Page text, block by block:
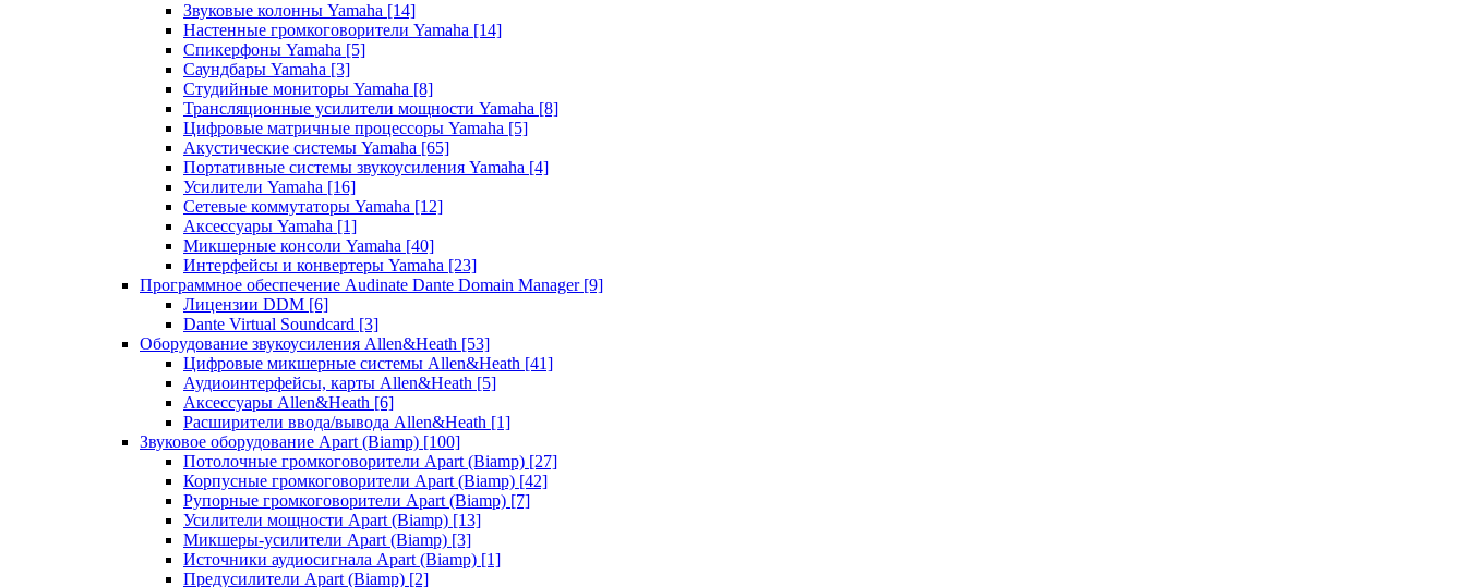
Звуковые колонны Yamaha [14]
Настенные громкоговорители Yamaha [14]
Спикерфоны Yamaha [5]
Саундбары Yamaha [3]
Студийные мониторы Yamaha [8]
Трансляционные усилители мощности Yamaha [8]
Цифровые матричные процессоры Yamaha [5]
Акустические системы Yamaha [65]
Портативные системы звукоусиления Yamaha [4]
Усилители Yamaha [16]
Сетевые коммутаторы Yamaha [12]
Аксессуары Yamaha [1]
Микшерные консоли Yamaha [40]
Интерфейсы и конвертеры Yamaha [23]
Программное обеспечение Audinate Dante Domain Manager [9]
Лицензии DDM [6]
Dante Virtual Soundcard [3]
Оборудование звукоусиления Allen&Heath [53]
Цифровые микшерные системы Allen&Heath [41]
Аудиоинтерфейсы, карты Allen&Heath [5]
Аксессуары Allen&Heath [6]
Расширители ввода/вывода Allen&Heath [1]
Звуковое оборудование Apart (Biamp) [100]
Потолочные громкоговорители Apart (Biamp) [27]
Корпусные громкоговорители Apart (Biamp) [42]
Рупорные громкоговорители Apart (Biamp) [7]
Усилители мощности Apart (Biamp) [13]
Микшеры-усилители Apart (Biamp) [3]
Источники аудиосигнала Apart (Biamp) [1]
Предусилители Apart (Biamp) [2]